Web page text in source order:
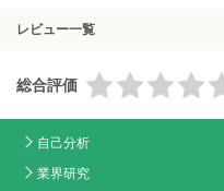
レビュー一覧
総合評価
自己分析
業界研究